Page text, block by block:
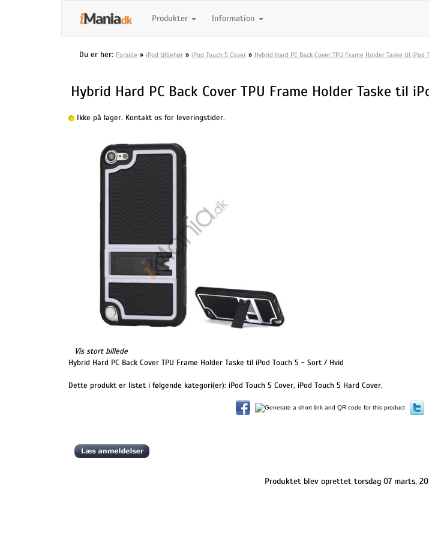
Produkter Information
Du er her: Forside » iPod tilbehør » iPod Touch 5 Cover » Hybrid Hard PC Back Cover TPU Frame Holder Taske til
Hybrid Hard PC Back Cover TPU Frame Holder Taske til
Ikke på lager. Kontakt os for leveringstider.
Vis stort billede
Hybrid Hard PC Back Cover TPU Frame Holder Taske til iPod Touch 5 - Sort / Hvid
Dette produkt er listet i følgende kategori(er): iPod Touch 5 Cover, iPod Touch 5 Hard Cover,
Produktet blev oprettet torsdag 07 marts,